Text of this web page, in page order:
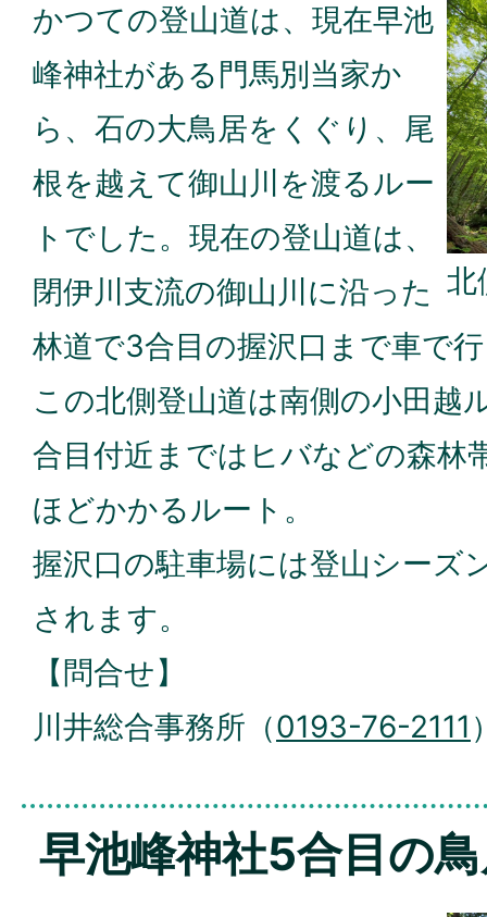
北
かつての登山道は、現在早池
峰神社がある門馬別当家か
ら、石の大鳥居をくぐり、尾
根を越えて御山川を渡るルー
トでした。現在の登山道は、
閉伊川支流の御山川に沿った
林道で3合目の握沢口まで車で
この北側登山道は南側の小田越
合目付近まではヒバなどの森林
ほどかかるルート。
握沢口の駐車場には登山シーズ
されます。
【問合せ】
川井総合事務所（0193-76-2111
早池峰神社5合目の